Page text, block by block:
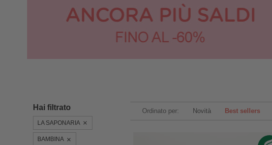
Hai filtrato
LA SAPONARIA
BAMBINA
Ordinato per: Novità Best sellers